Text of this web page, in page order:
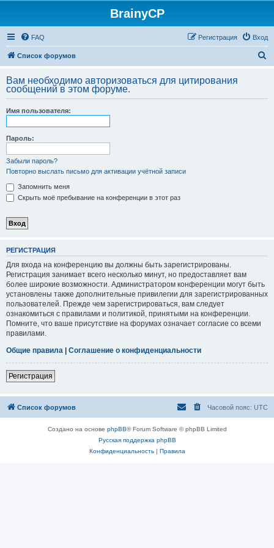
BrainyCP
FAQ Вход
Регистрация
Список форумов
с
Вам необходимо авторизоваться для цитирования
сообщений в этом форуме.
Имя пользователя:
Пароль:
Забыли пароль?
Повторно выслать письмо для активации учётной записи
Запомнить меня
Скрыть моё пребывание на конференции в этот раз
РЕГИСТРАЦИЯ
Для входа на конференцию вы должны быть зарегистрированы.
Регистрация занимает всего несколько минут, но предоставляет вам
более широкие возможности. Администратором конференции могут быть
установлены также дополнительные привилегии для зарегистрированных
пользователей. Прежде чем зарегистрироваться, вам следует
ознакомиться с правилами и политикой, принятыми на конференции.
Помните, что ваше присутствие на форумах означает согласие со всеми
правилами.
Общие правила | Соглашение о конфиденциальности
Регистрация
Список форумов Часовой пояс: UTC
Создано на основе phpBB® Forum Software © phpBB Limited
Русская поддержка phpBB
Конфиденциальность| Правила